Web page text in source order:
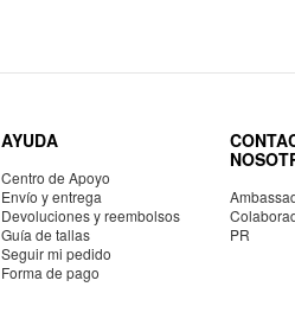
AYUDA
Centro de Apoyo
Envío y entrega
Devoluciones y reembolsos
Guía de tallas
Seguir mi pedido
Forma de pago
PR